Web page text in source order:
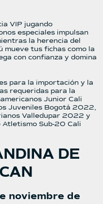
VIP jugando
especiales impulsan
la herencia del
tus fichas como la
con confianza y domina
para la importación y la
requeridas para la
Junior Cali
Juveniles Bogotá 2022,
Valledupar 2022 y
Atletismo Sub-20 Cali
DE
noviembre de